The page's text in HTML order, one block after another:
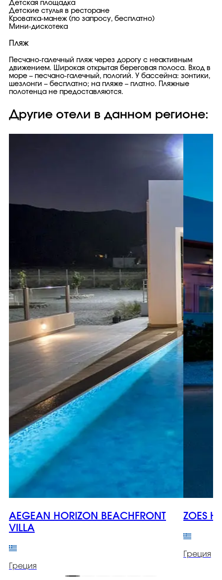
Детская площадка
Детские стулья в ресторане
Кроватка-манеж (по запросу, бесплатно)
Мини-дискотека
Пляж
Песчано-галечный пляж через дорогу с неактивным
движением. Широкая открытая береговая полоса. Вход в
море – песчано-галечный, пологий. У бассейна: зонтики,
шезлонги – бесплатно; на пляже – платно. Пляжные
полотенца не предоставляются.
Другие отели в данном регионе:
AEGEAN HORIZON BEACHFRONT
VILLA
Греция
ZOES
Греция